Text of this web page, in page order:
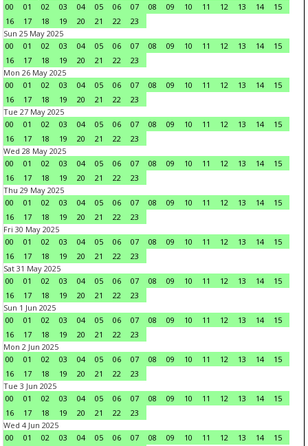
00
01 02 03 04 05 06 07 08 09 10 11 12 13 14
15
16
17 18 19 20 21 22
23
Sun 25 May 2025
00
01 02 03 04 05 06 07 08 09 10 11 12 13 14
15
16
17 18 19 20 21 22
23
Mon 26 May 2025
00
01 02 03 04 05 06 07 08 09 10 11 12 13 14
15
16
17 18 19 20 21 22
23
Tue 27 May 2025
00
01 02 03 04 05 06 07 08 09 10 11 12 13 14
15
16
17 18 19 20 21 22
23
Wed 28 May 2025
00
01 02 03 04 05 06 07 08 09 10 11 12 13 14
15
16
17 18 19 20 21 22
23
Thu 29 May 2025
00
01 02 03 04 05 06 07 08 09 10 11 12 13 14
15
16
17 18 19 20 21 22
23
Fri 30 May 2025
00
01 02 03 04 05 06 07 08 09 10 11 12 13 14
15
16
17 18 19 20 21 22
23
Sat 31 May 2025
00
01 02 03 04 05 06 07 08 09 10 11 12 13 14
15
16
17 18 19 20 21 22
23
Sun 1 Jun 2025
00
01 02 03 04 05 06 07 08 09 10 11 12 13 14
15
16
17 18 19 20 21 22
23
Mon 2 Jun 2025
00
01 02 03 04 05 06 07 08 09 10 11 12 13 14
15
16
17 18 19 20 21 22
23
Tue 3 Jun 2025
00
01 02 03 04 05 06 07 08 09 10 11 12 13 14
15
16
17 18 19 20 21 22
23
Wed 4 Jun 2025
00
01 02 03 04 05 06 07 08 09 10 11 12 13 14
15